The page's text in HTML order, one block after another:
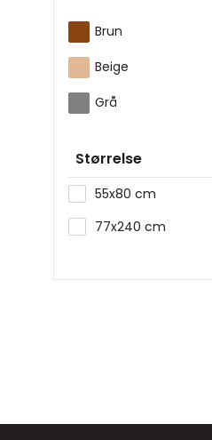
Brun
Beige
Grå
Størrelse
55x80 cm
77x240 cm